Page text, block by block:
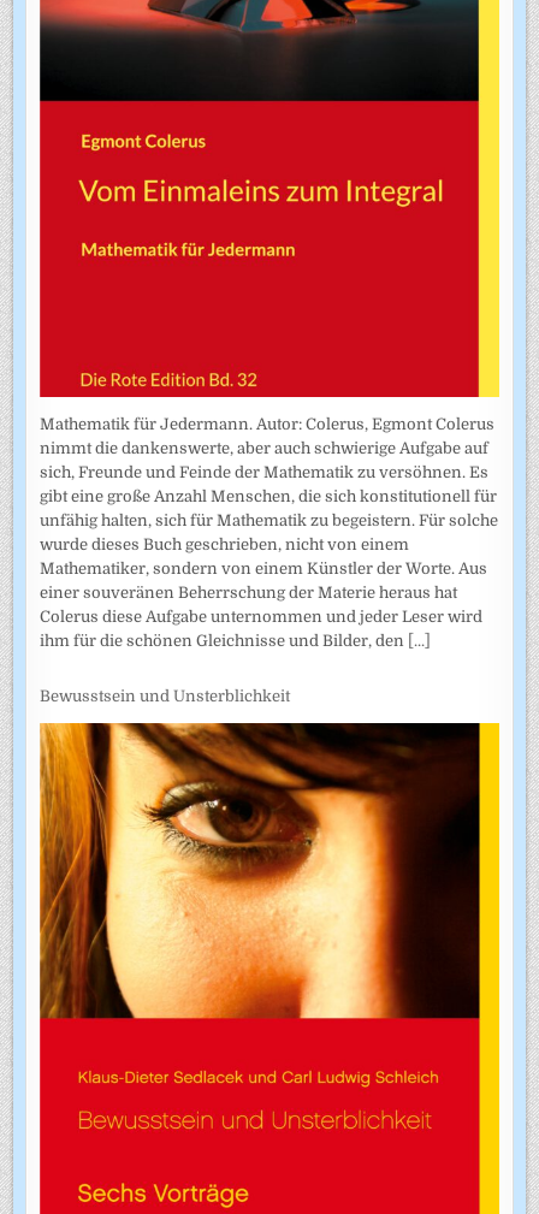
Mathematik für Jedermann. Autor: Colerus, Egmont Colerus
nimmt die dankenswerte, aber auch schwierige Aufgabe auf
sich, Freunde und Feinde der Mathematik zu versöhnen. Es
gibt eine große Anzahl Menschen, die sich konstitutionell für
unfähig halten, sich für Mathematik zu begeistern. Für solche
wurde dieses Buch geschrieben, nicht von einem
Mathematiker, sondern von einem Künstler der Worte. Aus
einer souveränen Beherrschung der Materie heraus hat
Colerus diese Aufgabe unternommen und jeder Leser wird
ihm für die schönen Gleichnisse und Bilder, den [...]
Bewusstsein und Unsterblichkeit